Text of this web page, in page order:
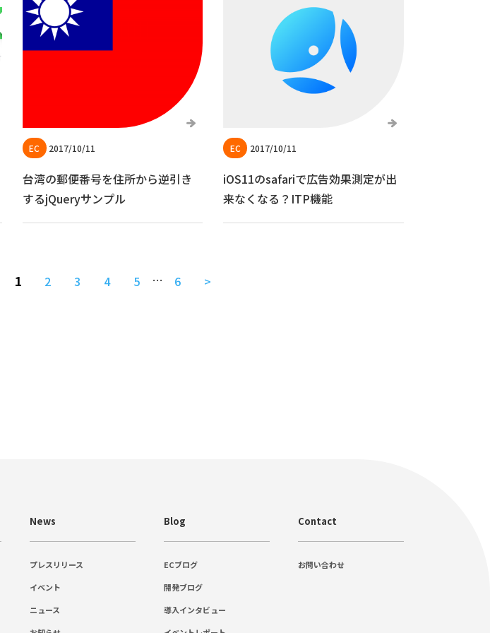
2017/10/11
台湾の郵便番号を住所から逆引き
するjQueryサンプル
2017/10/11
iOS11のsafariで広告効果測定が出
来なくなる？ITP機能
1 2 3 4 5 … 6 >
News
プレスリリース
イベント
ニュース
Blog
ECブログ
開発ブログ
導入インタビュー
Contact
お問い合わせ